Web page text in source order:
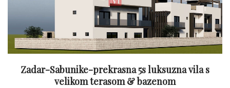
Zadar-Sabunike-prekrasna 5s luksuzna vila s
velikom terasom & bazenom